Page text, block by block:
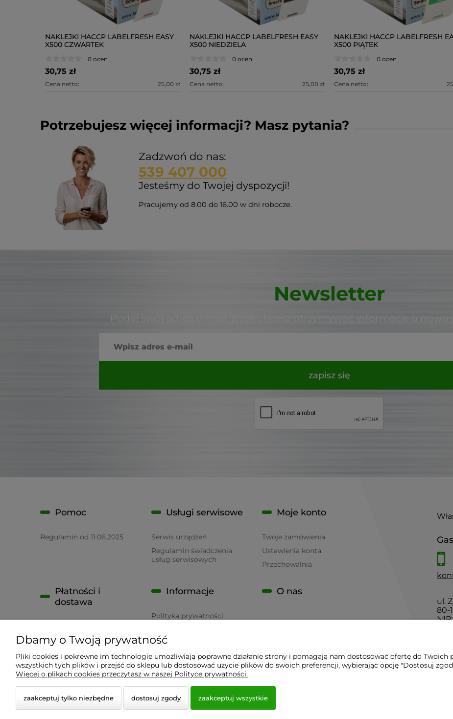
NAKLEJKI HACCP LABELFRESH EASY
X500 CZWARTEK
0 ocen
30,75 zł
Cena netto: 25,00 zł
NAKLEJKI HACCP LABELFRESH EASY
X500 NIEDZIELA
0 ocen
30,75 zł
Cena netto: 25,00 zł
NAKLEJKI HACCP LABELFRESH
X500 PIĄTEK
0 ocen
30,75 zł
Cena netto:
Potrzebujesz więcej informacji? Masz pytania?
Zadzwoń do nas:
539 407 000
Jesteśmy do Twojej dyspozycji!
Pracujemy od 8.00 do 16.00 w dni robocze.
Newsletter
Podaj swój adres e-mail, jeżeli chcesz otrzymywać informacje o
zapisz się
ul.
80-
Pomoc
Regulamin od 11.06.2025
Usługi serwisowe
Serwis urządzeń
Regulamin świadczenia
usług serwisowych
Moje konto
Twoje zamówienia
Ustawienia konta
Przechowalnia
Płatności i
dostawa
Czas realizacji zamówienia
Informacje
Polityka prywatności
O nas
Wyposażenie Gastronomii - Projekty Technologiczne - Sklep Gastronomiczny - Serwis Sprzętu Gastronomicznego |
Dbamy o Twoją prywatność
Pliki cookies i pokrewne im technologie umożliwiają poprawne działanie strony i pomagają nam dostosować ofertę do Twoich
wszystkich tych plików i przejść do sklepu lub dostosować użycie plików do swoich preferencji, wybierając opcję "Dostosuj
Więcej o plikach cookies przeczytasz w naszej Polityce prywatności.
zaakceptuj tylko niezbędne dostosuj zgody zaakceptuj wszystkie